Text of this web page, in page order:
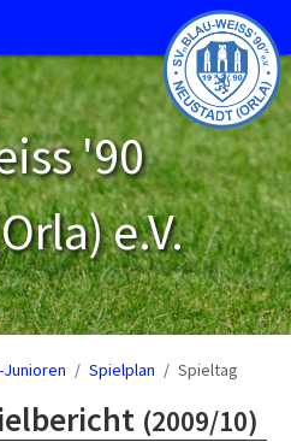
'90
e.V.
Junioren Spielplan Spieltag
(2009/10)